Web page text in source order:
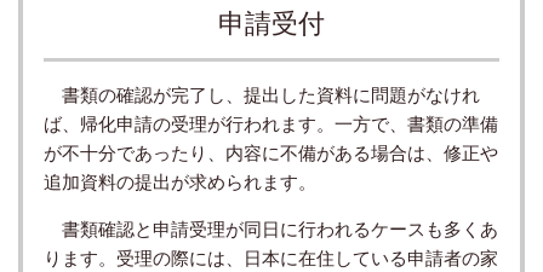
申請受付
書類の確認が完了し、提出した資料に問題がなけれ
ば、帰化申請の受理が行われます。一方で、書類の準備
が不十分であったり、内容に不備がある場合は、修正や
追加資料の提出が求められます。
書類確認と申請受理が同日に行われるケースも多くあ
ります。受理の際には、日本に在住している申請者の家